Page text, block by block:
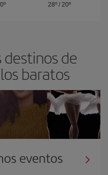
28º / 20º
destinos de
baratos
eventos